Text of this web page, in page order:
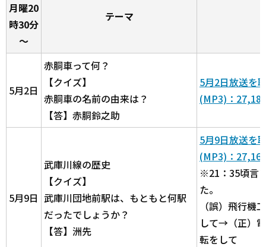
月曜20
時30分
～
テーマ
5月2日
赤胴車って何？
【クイズ】
赤胴車の名前の由来は？
【答】赤胴鈴之助
5月2日放送を
(MP3)：
5月9日
武庫川線の歴史
【クイズ】
武庫川団地前駅は、もともと何駅
だったでしょうか？
【答】洲先
5月9日放送を
(MP3)：
※21：35頃言
た。
（誤）飛行機
して→（正）
転をして